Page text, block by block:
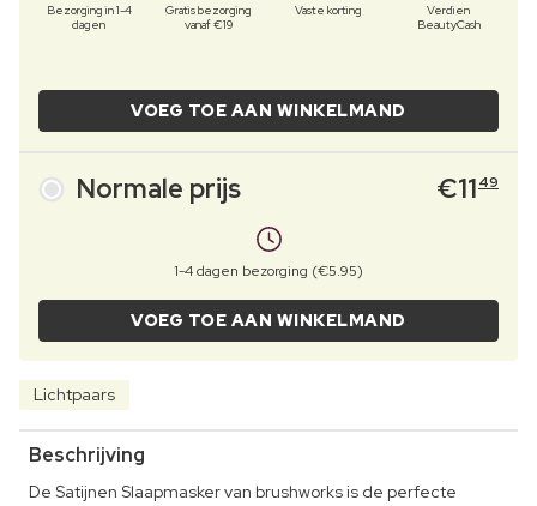
Bezorging in 1-4
dagen
Gratis bezorging
vanaf €19
Vaste korting
Verdien
BeautyCash
VOEG TOE AAN WINKELMAND
Normale prijs €11 49
1-4 dagen bezorging (€5.95)
VOEG TOE AAN WINKELMAND
Lichtpaars
Beschrijving
De Satijnen Slaapmasker van brushworks is de perfecte